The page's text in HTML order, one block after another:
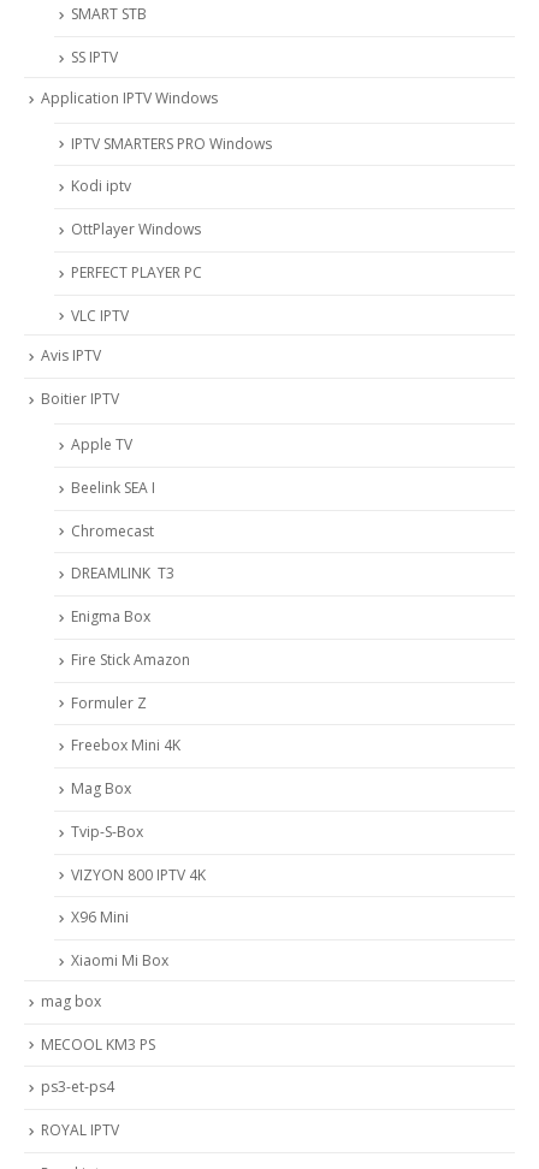
SMART STB
SS IPTV
Application IPTV Windows
IPTV SMARTERS PRO Windows
Kodi iptv
OttPlayer Windows
PERFECT PLAYER PC
VLC IPTV
Avis IPTV
Boitier IPTV
Apple TV
Beelink SEA I
Chromecast
DREAMLINK T3
Enigma Box
Fire Stick Amazon
Formuler Z
Freebox Mini 4K
Mag Box
Tvip-S-Box
VIZYON 800 IPTV 4K
X96 Mini
Xiaomi Mi Box
mag box
MECOOL KM3 PS
ps3-et-ps4
ROYAL IPTV